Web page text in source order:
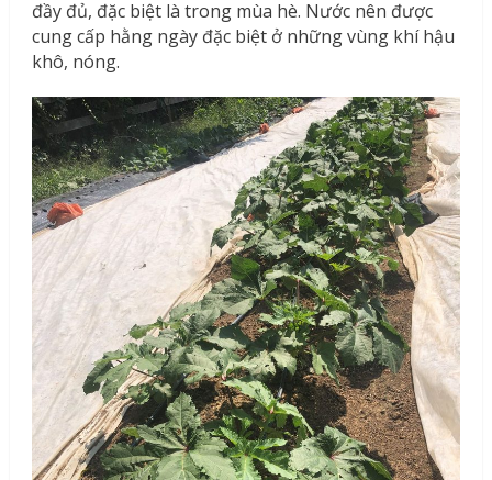
đầy đủ, đặc biệt là trong mùa hè. Nước nên được
cung cấp hằng ngày đặc biệt ở những vùng khí hậu
khô, nóng.